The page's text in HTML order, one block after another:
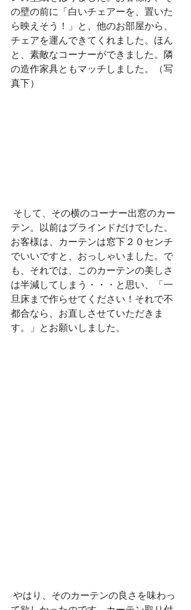
の壁の前に「白いチェアーを、置いた
ら映えそう！」と、他のお部屋から、
チェアを運んできてくれました。ほん
と、素敵なコーナーができました。隣
の造作家具ともマッチしました。（写
真下）
テン。以前はブラインドだけでした。
お客様は、カーテンは窓下２０センチ
でいいですと、おっしゃいました。で
も、それでは、このカーテンの美しさ
は半減してしまう・・・と思い、「一
旦床まで作らせてください！それで不
都合なら、お直しさせていただきま
す。」とお願いしました。